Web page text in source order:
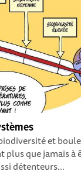
et
que jamais à
détenteurs...